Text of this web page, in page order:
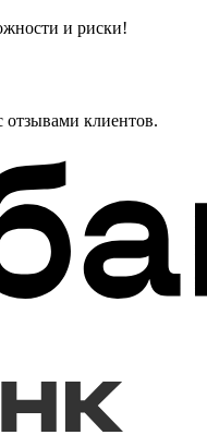
и риски!
клиентов.